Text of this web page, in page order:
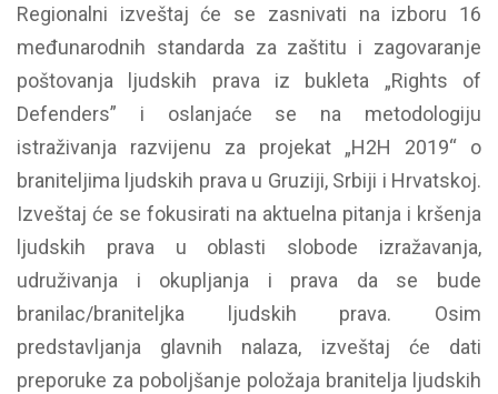
Regionalni izveštaj će se zasnivati na izboru 16
međunarodnih standarda za zaštitu i zagovaranje
poštovanja ljudskih prava iz bukleta „Rights of
Defenders” i oslanjaće se na metodologiju
istraživanja razvijenu za projekat „H2H 2019“ o
braniteljima ljudskih prava u Gruziji, Srbiji i Hrvatskoj.
Izveštaj će se fokusirati na aktuelna pitanja i kršenja
ljudskih prava u oblasti slobode izražavanja,
udruživanja i okupljanja i prava da se bude
branilac/braniteljka ljudskih prava. Osim
predstavljanja glavnih nalaza, izveštaj će dati
preporuke za poboljšanje položaja branitelja ljudskih